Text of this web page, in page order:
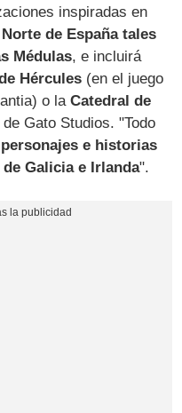
inspiradas en
de España tales
Médulas, e incluirá
Hércules (en el juego
o laCatedral de
Gato Studios. "Todo
e historias
Galicia e Irlanda".